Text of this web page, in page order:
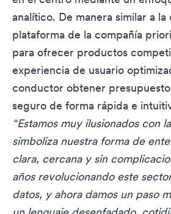
analítico. De manera similar a la
plataforma de la compañía
para ofrecer productos
experiencia de usuario
conductor obtener
seguro de forma rápida e
“Estamos muy ilusionados con
simboliza nuestra forma de
clara, cercana y sin
años revolucionando este
datos, y ahora damos un paso